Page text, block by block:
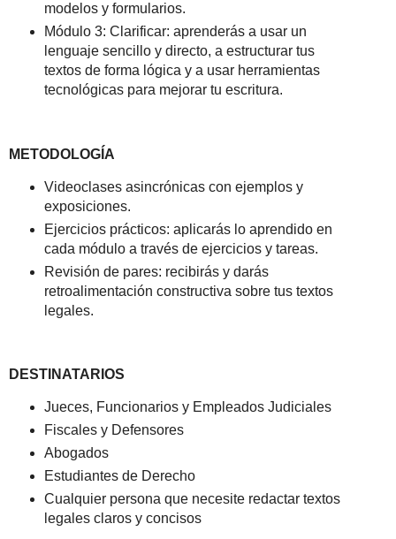
modelos y formularios.
Módulo 3: Clarificar: aprenderás a usar un
lenguaje sencillo y directo, a estructurar tus
textos de forma lógica y a usar herramientas
tecnológicas para mejorar tu escritura.
METODOLOGÍA
Videoclases asincrónicas con ejemplos y
exposiciones.
Ejercicios prácticos: aplicarás lo aprendido en
cada módulo a través de ejercicios y tareas.
Revisión de pares: recibirás y darás
retroalimentación constructiva sobre tus textos
legales.
DESTINATARIOS
Jueces, Funcionarios y Empleados Judiciales
Fiscales y Defensores
Abogados
Estudiantes de Derecho
Cualquier persona que necesite redactar textos
legales claros y concisos